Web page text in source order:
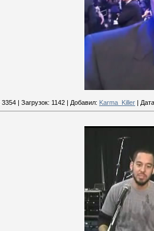
3354 | Загрузок: 1142 | Добавил: Karma_Killer |